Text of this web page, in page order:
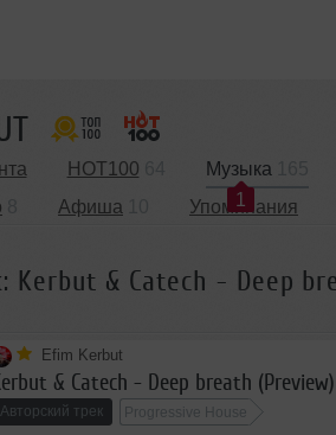
HOT100
Музыка
1
Афиша Упоминания
Kerbut & Catech - Deep
Efim Kerbut
& Catech - Deep breath (Preview)
Авторский трек Progressive House